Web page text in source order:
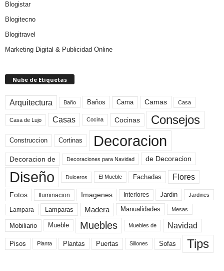
Blogistar
Blogitecno
Blogitravel
Marketing Digital & Publicidad Online
Nube de Etiquetas
Arquitectura Baño Baños Cama Camas Casa
Casa de Lujo Casas Cocina Cocinas Consejos
Construccion Cortinas Decoracion
Decoracion de Decoraciones para Navidad de Decoracion
Diseño Dulceros El Mueble Fachadas Flores
Fotos Iluminacion Imagenes Interiores Jardin Jardines
Lampara Lamparas Madera Manualidades Mesas
Mobiliario Mueble Muebles Muebles de Navidad
Pisos Planta Plantas Puertas Sillones Sofas Tips